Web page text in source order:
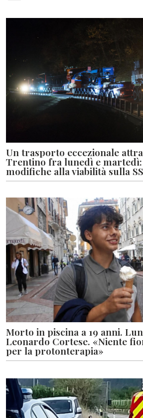
Un trasporto eccezionale
Trentino fra lunedì e martedì:
modifiche alla viabilità sulla
Morto in piscina a 19 anni.
Leonardo Cortese. «Niente
per la protonterapia»